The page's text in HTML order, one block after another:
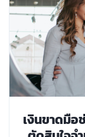
เงินขาดมือ